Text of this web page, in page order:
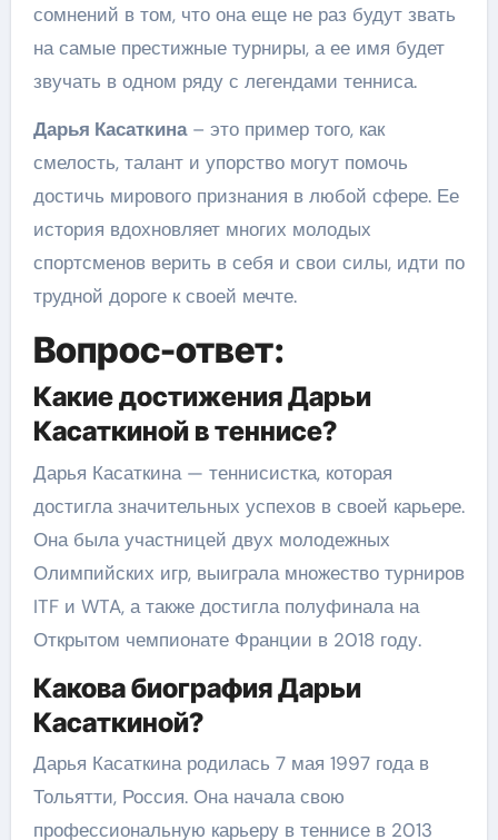
сомнений в том, что она еще не раз будут звать
на самые престижные турниры, а ее имя будет
звучать в одном ряду с легендами тенниса.
Дарья Касаткина– это пример того, как
смелость, талант и упорство могут помочь
достичь мирового признания в любой сфере. Ее
история вдохновляет многих молодых
спортсменов верить в себя и свои силы, идти по
трудной дороге к своей мечте.
Вопрос-ответ:
Какие достижения Дарьи
Касаткиной в теннисе?
Дарья Касаткина — теннисистка, которая
достигла значительных успехов в своей карьере.
Она была участницей двух молодежных
Олимпийских игр, выиграла множество турниров
ITF и WTA, а также достигла полуфинала на
Открытом чемпионате Франции в 2018 году.
Какова биография Дарьи
Касаткиной?
Дарья Касаткина родилась 7 мая 1997 года в
Тольятти, Россия. Она начала свою
профессиональную карьеру в теннисе в 2013